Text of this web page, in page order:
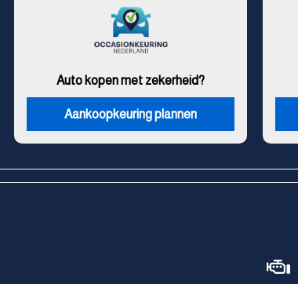
Auto kopen met zekerheid?
Aankoopkeuring plannen